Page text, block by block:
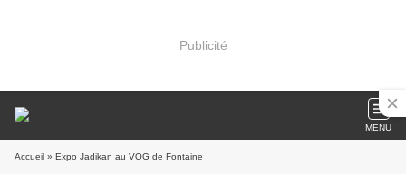
Publicité
MENU
Accueil » Expo Jadikan au VOG de Fontaine